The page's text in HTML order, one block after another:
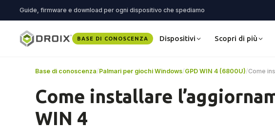
Guide, firmware e download per ogni dispositivo che spediamo
BASE DI CONOSCENZA Dispositivi Scopri di più
Base di conoscenza/Palmari per giochi Windows/GPD WIN 4 (6800U)/Come
Come installare
WIN 4